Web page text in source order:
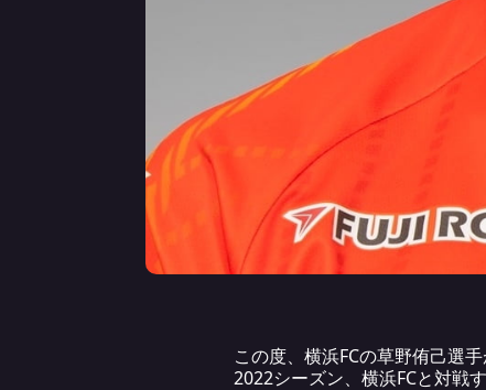
この度、横浜FCの草野侑己選
2022シーズン、横浜FCと対戦